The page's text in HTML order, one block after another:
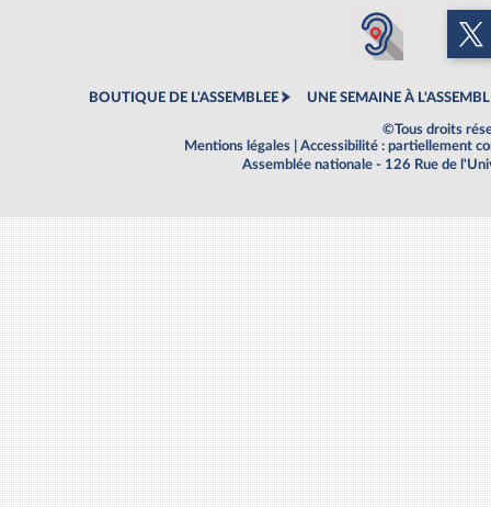
BOUTIQUE DE L'ASSEMBLEE UNE SEMAINE À
©Tous droits
Mentions légales
Accessibilité : partiellement
Assemblée nationale - 126 Rue de